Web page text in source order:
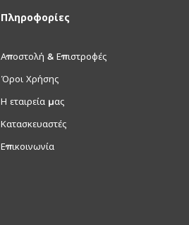
Πληροφορίες
Αποστολή & Επιστροφές
Όροι Χρήσης
Η εταιρεία μας
Κατασκευαστές
Επικοινωνία